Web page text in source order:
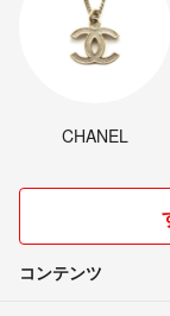
CHANEL
コンテンツ